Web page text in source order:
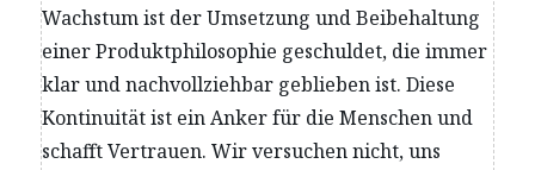
Wachstum ist der Umsetzung und Beibehaltung
einer Produktphilosophie geschuldet, die immer
klar und nachvollziehbar geblieben ist. Diese
Kontinuität ist ein Anker für die Menschen und
schafft Vertrauen. Wir versuchen nicht, uns